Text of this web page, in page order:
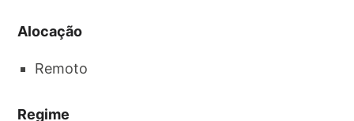
Alocação
Remoto
Regime